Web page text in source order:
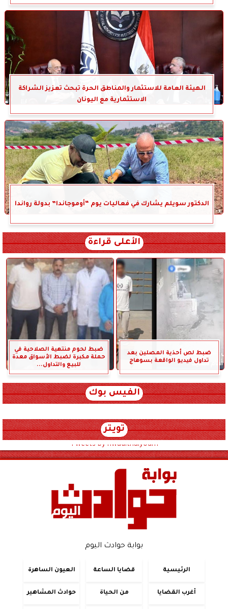
الهيئة العامة للاستثمار والمناطق الحرة تبحث تعزيز الشراكة
الاستثمارية مع اليونان
الدكتور سويلم يشارك في فعاليات يوم “أوموجاندا” بدولة رواندا
الأعلى قراءة
ضبط لص أحذية المصلين بعد
تداول فيديو الواقعة بسوهاج
ضبط لحوم منتهية الصلاحية في
حملة مكبرة لضبط الأسواق معدة
للبيع والتداول...
الفيس بوك
تويتر
Tweets by hwadithalyoum
بوابة حوادث اليوم
الرئيسية قضايا الساعة العيون الساهرة
أغرب القضايا من الحياة حوادث المشاهير